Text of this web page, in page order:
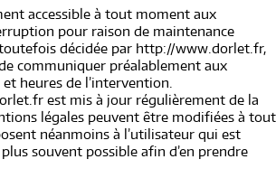
accessible à tout moment aux
pour raison de maintenance
décidée par http://www.dorlet.fr,
communiquer préalablement aux
heures de l’intervention.
est mis à jour régulièrement de la
légales peuvent être modifiées à tout
néanmoins à l’utilisateur qui est
souvent possible afin d’en prendre